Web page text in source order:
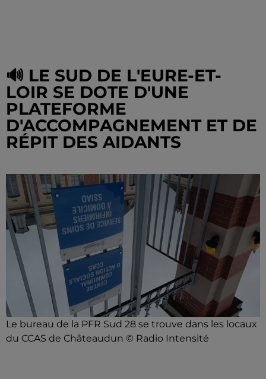
🔊 LE SUD DE L'EURE-ET-
LOIR SE DOTE D'UNE
PLATEFORME
D'ACCOMPAGNEMENT ET DE
RÉPIT DES AIDANTS
Le bureau de la PFR Sud 28 se trouve dans les locaux
du CCAS de Châteaudun © Radio Intensité